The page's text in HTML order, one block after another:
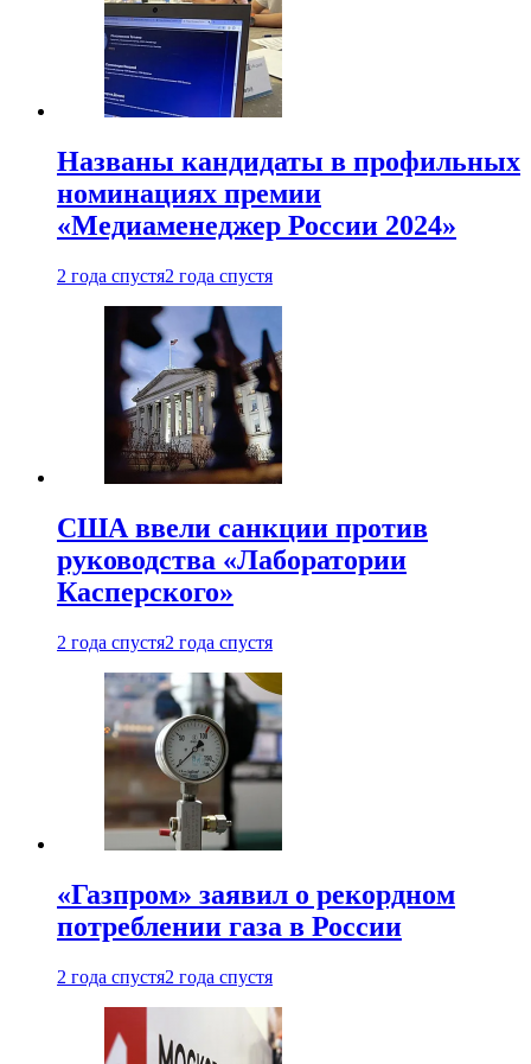
Названы кандидаты в профильных
номинациях премии
«Медиаменеджер России 2024»
2 года спустя2 года спустя
США ввели санкции против
руководства «Лаборатории
Касперского»
2 года спустя2 года спустя
«Газпром» заявил о рекордном
потреблении газа в России
2 года спустя2 года спустя